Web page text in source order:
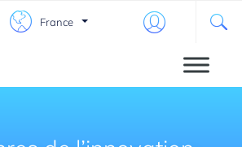
France